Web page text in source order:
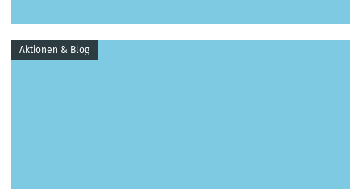
Aktionen & Blog